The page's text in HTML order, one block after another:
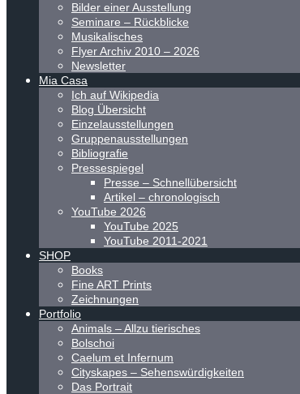
Bilder einer Ausstellung
Seminare – Rückblicke
Musikalisches
Flyer Archiv 2010 – 2026
Newsletter
Mia Casa
Ich auf Wikipedia
Blog Übersicht
Einzelausstellungen
Gruppenausstellungen
Bibliografie
Pressespiegel
Presse – Schnellübersicht
Artikel – chronologisch
YouTube 2026
YouTube 2025
YouTube 2011-2021
SHOP
Books
Fine ART Prints
Zeichnungen
Portfolio
Animals – Allzu tierisches
Bolschoi
Caelum et Infernum
Cityskapes – Sehenswürdigkeiten
Das Portrait